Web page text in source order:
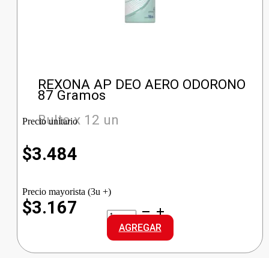
REXONA AP DEO AERO ODORONO
87 Gramos
Bulto x 12 un
Precio unitario
$3.484
Precio mayorista (3u +)
$3.167
REXONA
AP
DEO
AERO
ODORONO
AGREGAR